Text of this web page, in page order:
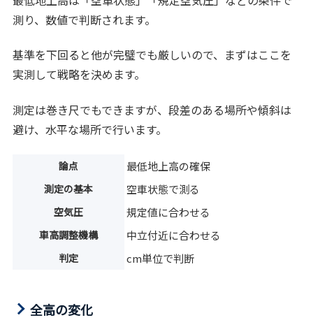
測り、数値で判断されます。
基準を下回ると他が完璧でも厳しいので、まずはここを
実測して戦略を決めます。
測定は巻き尺でもできますが、段差のある場所や傾斜は
避け、水平な場所で行います。
論点 最低地上高の確保
測定の基本 空車状態で測る
空気圧 規定値に合わせる
車高調整機構 中立付近に合わせる
判定 cm単位で判断
全高の変化